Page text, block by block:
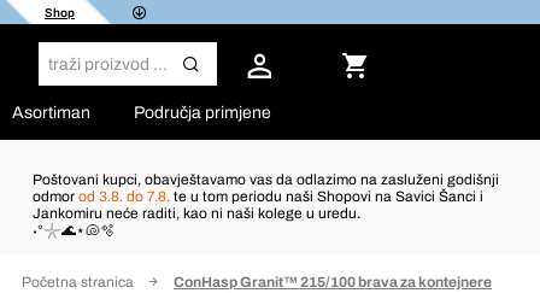
Shop
Asortiman Područja primjene
Poštovani kupci, obavještavamo vas da odlazimo na zasluženi godišnji
odmor od 3.8. do 7.8. te u tom periodu naši Shopovi na Savici Šanci i
Jankomiru neće raditi, kao ni naši kolege u uredu.
˖°𓇼🌊⋆🐚🫧
Početna stranica ConHasp Granit™ 215/100 brava za kontejnere